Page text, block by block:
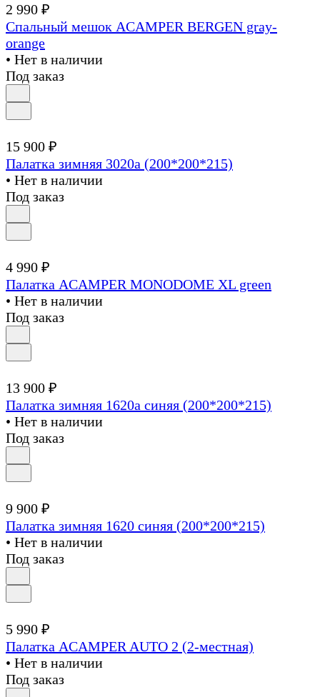
2 990 ₽
Спальный мешок ACAMPER BERGEN gray-
orange
• Нет в наличии
Под заказ
15 900 ₽
Палатка зимняя 3020а (200*200*215)
• Нет в наличии
Под заказ
4 990 ₽
Палатка ACAMPER MONODOME XL green
• Нет в наличии
Под заказ
13 900 ₽
Палатка зимняя 1620а синяя (200*200*215)
• Нет в наличии
Под заказ
9 900 ₽
Палатка зимняя 1620 синяя (200*200*215)
• Нет в наличии
Под заказ
5 990 ₽
Палатка ACAMPER AUTO 2 (2-местная)
• Нет в наличии
Под заказ